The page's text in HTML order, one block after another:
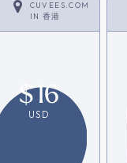
CUVEES.COM
IN 香港
$16
USD